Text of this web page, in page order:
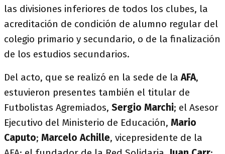
las divisiones inferiores de todos los clubes, la
acreditación de condición de alumno regular del
colegio primario y secundario, o de la finalización
de los estudios secundarios.
Del acto, que se realizó en la sede de laAFA,
estuvieron presentes también el titular de
Futbolistas Agremiados, Sergio Marchi; el Asesor
Ejecutivo del Ministerio de Educación, Mario
Caputo; Marcelo Achille, vicepresidente de la